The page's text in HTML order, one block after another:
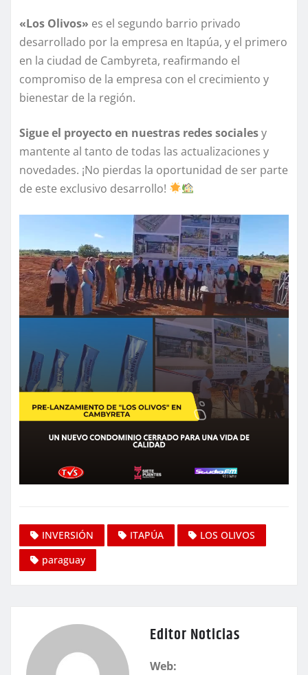
«Los Olivos» es el segundo barrio privado
desarrollado por la empresa en Itapúa, y el primero
en la ciudad de Cambyreta, reafirmando el
compromiso de la empresa con el crecimiento y
bienestar de la región.
Sigue el proyecto en nuestras redes socialesy
mantente al tanto de todas las actualizaciones y
novedades. ¡No pierdas la oportunidad de ser parte
de este exclusivo desarrollo!
INVERSIÓN ITAPÚA
LOS OLIVOS
paraguay
Editor Noticias
Web: